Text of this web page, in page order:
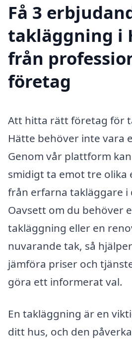
Få 3
takläggning i
från
företag
Att hitta rätt företag för
Hätte behöver inte vara
Genom vår plattform
smidigt ta emot tre olika
från erfarna takläggare
Oavsett om du behöver
takläggning eller en
nuvarande tak, så
jämföra priser och
göra ett informerat val.
En takläggning är en
ditt hus, och den